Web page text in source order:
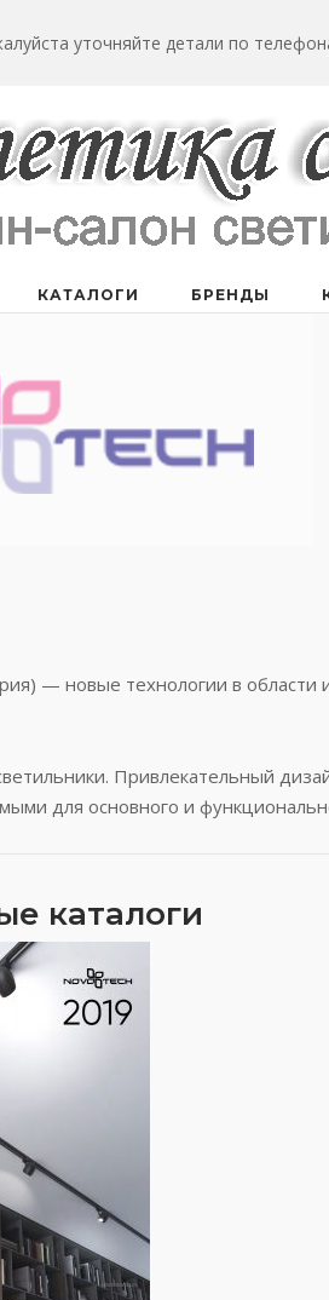
уточняйте детали по
КАТАЛОГИ БРЕНДЫ
— новые технологии в области
Привлекательный
для основного и
каталоги